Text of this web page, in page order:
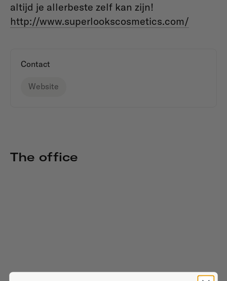
altijd je allerbeste zelf kan zijn!
http://www.superlookscosmetics.com/
Contact
Website
The office